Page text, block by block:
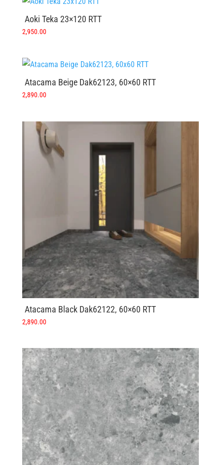
Aoki Teka 23×120 RTT
2,950.00
Atacama Beige Dak62123, 60×60 RTT
2,890.00
Atacama Black Dak62122, 60×60 RTT
2,890.00